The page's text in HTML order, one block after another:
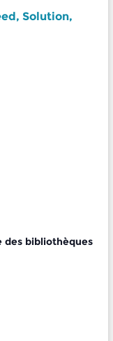
Solution,
des bibliothèques